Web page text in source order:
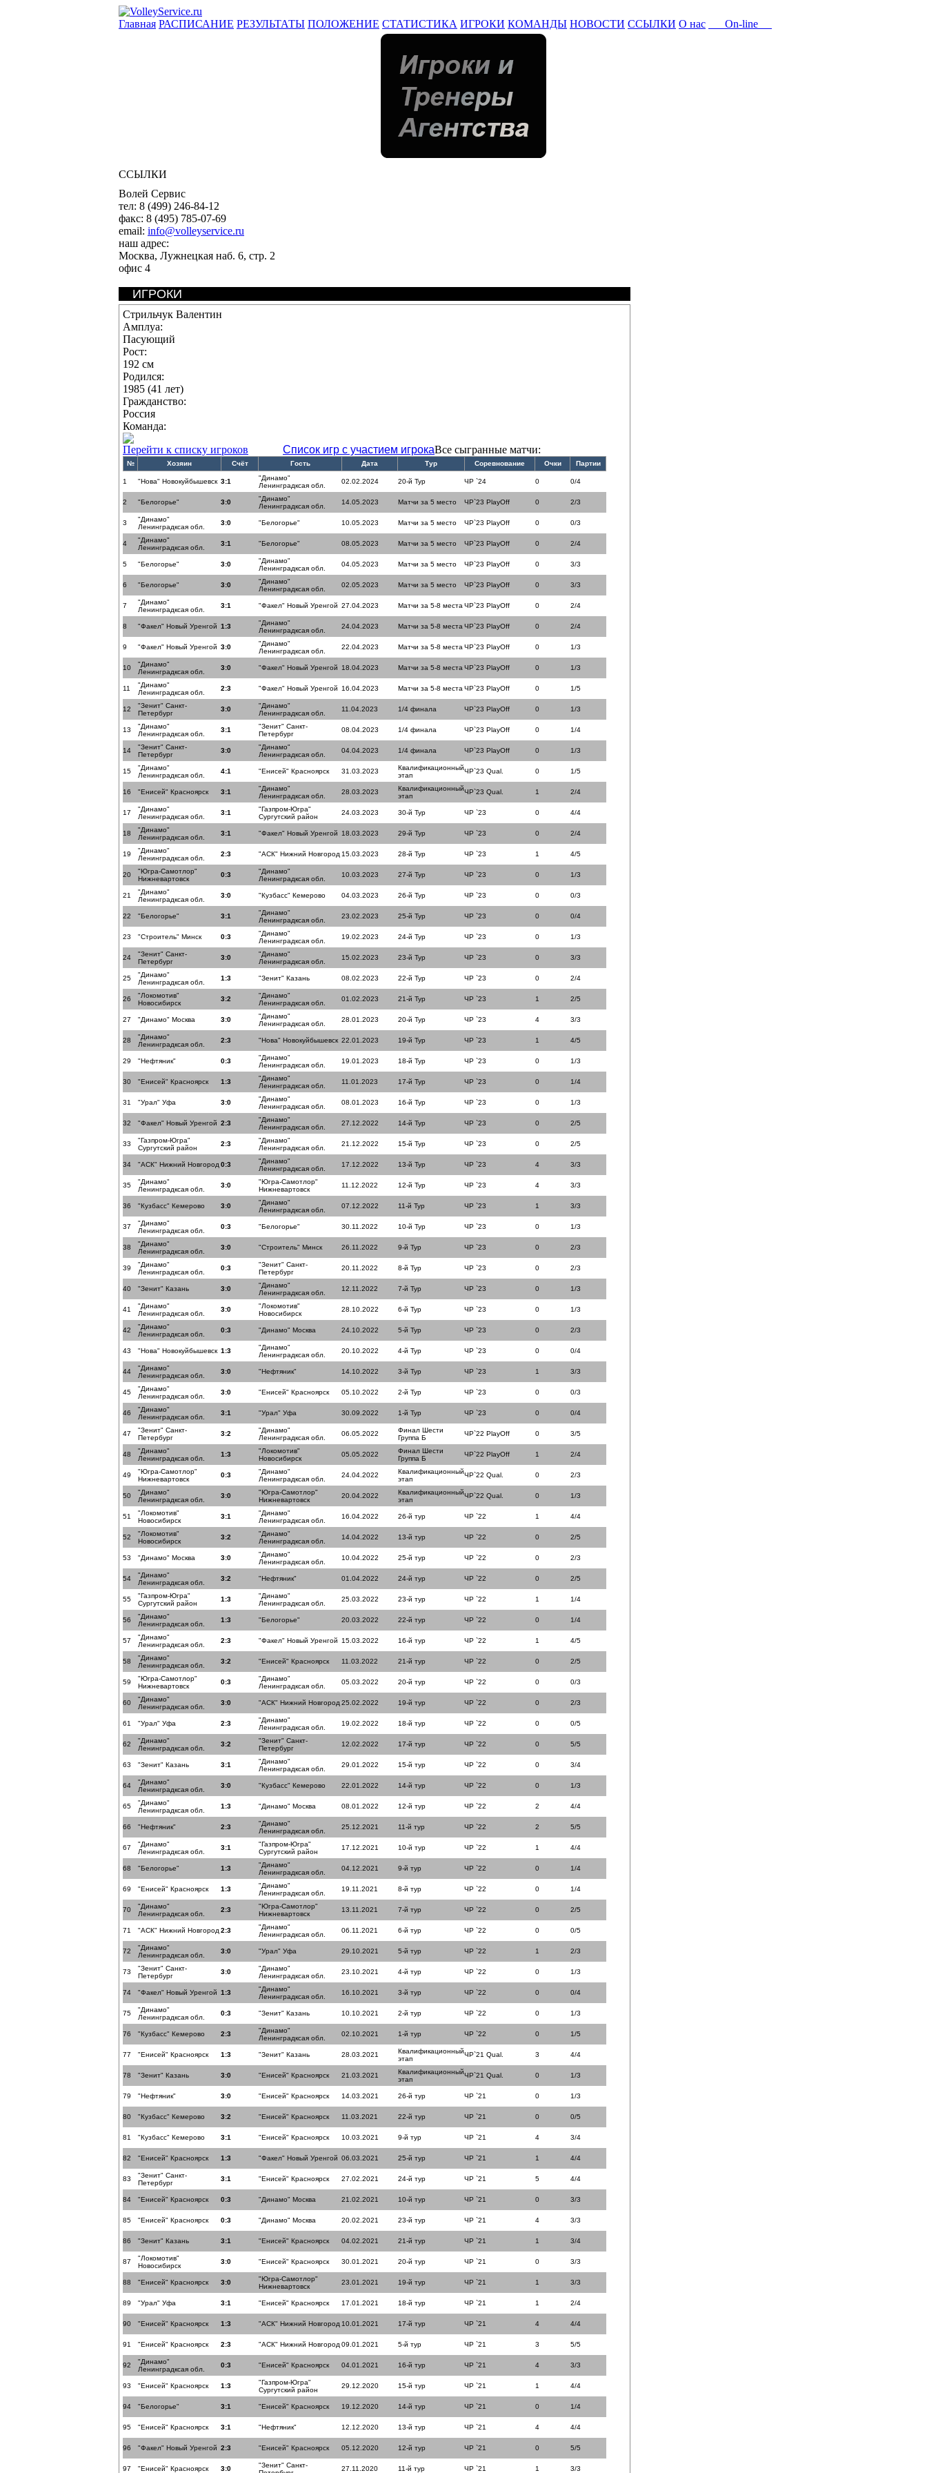
Главная РАСПИСАНИЕ РЕЗУЛЬТАТЫ ПОЛОЖЕНИЕ СТАТИСТИКА ИГРОКИ КОМАНДЫ НОВОСТИ ССЫЛКИ О нас On-line
ССЫЛКИ
Волей Сервис
тел: 8 (499) 246-84-12
факс: 8 (495) 785-07-69
email: info@volleyservice.ru
наш адрес:
Москва, Лужнецкая наб. 6, стр. 2
офис 4
ИГРОКИ
Стрильчук Валентин
Амплуа:
Пасующий
Рост:
192 см
Родился:
1985 (41 лет)
Гражданство:
Россия
Команда:
Перейти к списку игроков
Список игр с участием игрокаВсе сыгранные матчи:
№ Хозяин Счёт Гость Дата Тур Соревнование Очки Партии
1 "Нова" Новокуйбышевск 3:1
"Динамо"
Ленинградксая обл.
02.02.2024 20-й Тур ЧР `24 0 0/4
2 "Белогорье" 3:0
"Динамо"
Ленинградксая обл.
14.05.2023 Матчи за 5 место ЧР`23 PlayOff 0 2/3
3
"Динамо"
Ленинградксая обл.
3:0 "Белогорье" 10.05.2023 Матчи за 5 место ЧР`23 PlayOff 0 0/3
4
"Динамо"
Ленинградксая обл.
3:1 "Белогорье" 08.05.2023 Матчи за 5 место ЧР`23 PlayOff 0 2/4
5 "Белогорье" 3:0
"Динамо"
Ленинградксая обл.
04.05.2023 Матчи за 5 место ЧР`23 PlayOff 0 3/3
6 "Белогорье" 3:0
"Динамо"
Ленинградксая обл.
02.05.2023 Матчи за 5 место ЧР`23 PlayOff 0 3/3
7
"Динамо"
Ленинградксая обл.
3:1 "Факел" Новый Уренгой 27.04.2023 Матчи за 5-8 места ЧР`23 PlayOff 0 2/4
8 "Факел" Новый Уренгой 1:3
"Динамо"
Ленинградксая обл.
24.04.2023 Матчи за 5-8 места ЧР`23 PlayOff 0 2/4
9 "Факел" Новый Уренгой 3:0
"Динамо"
Ленинградксая обл.
22.04.2023 Матчи за 5-8 места ЧР`23 PlayOff 0 1/3
10
"Динамо"
Ленинградксая обл.
3:0 "Факел" Новый Уренгой 18.04.2023 Матчи за 5-8 места ЧР`23 PlayOff 0 1/3
11
"Динамо"
Ленинградксая обл.
2:3 "Факел" Новый Уренгой 16.04.2023 Матчи за 5-8 места ЧР`23 PlayOff 0 1/5
12
"Зенит" Санкт-
Петербург
3:0
"Динамо"
Ленинградксая обл.
11.04.2023 1/4 финала ЧР`23 PlayOff 0 1/3
13
"Динамо"
Ленинградксая обл.
3:1
"Зенит" Санкт-
Петербург
08.04.2023 1/4 финала ЧР`23 PlayOff 0 1/4
14
"Зенит" Санкт-
Петербург
3:0
"Динамо"
Ленинградксая обл.
04.04.2023 1/4 финала ЧР`23 PlayOff 0 1/3
15
"Динамо"
Ленинградксая обл.
4:1 "Енисей" Красноярск 31.03.2023
Квалификационный
этап
ЧР`23 Qual. 0 1/5
16 "Енисей" Красноярск 3:1
"Динамо"
Ленинградксая обл.
28.03.2023
Квалификационный
этап
ЧР`23 Qual. 1 2/4
17
"Динамо"
Ленинградксая обл.
3:1
"Газпром-Югра"
Сургутский район
24.03.2023 30-й Тур ЧР `23 0 4/4
18
"Динамо"
Ленинградксая обл.
3:1 "Факел" Новый Уренгой 18.03.2023 29-й Тур ЧР `23 0 2/4
19
"Динамо"
Ленинградксая обл.
2:3 "АСК" Нижний Новгород 15.03.2023 28-й Тур ЧР `23 1 4/5
20
"Югра-Самотлор"
Нижневартовск
0:3
"Динамо"
Ленинградксая обл.
10.03.2023 27-й Тур ЧР `23 0 1/3
21
"Динамо"
Ленинградксая обл.
3:0 "Кузбасс" Кемерово 04.03.2023 26-й Тур ЧР `23 0 0/3
22 "Белогорье" 3:1
"Динамо"
Ленинградксая обл.
23.02.2023 25-й Тур ЧР `23 0 0/4
23 "Строитель" Минск 0:3
"Динамо"
Ленинградксая обл.
19.02.2023 24-й Тур ЧР `23 0 1/3
24
"Зенит" Санкт-
Петербург
3:0
"Динамо"
Ленинградксая обл.
15.02.2023 23-й Тур ЧР `23 0 3/3
25
"Динамо"
Ленинградксая обл.
1:3 "Зенит" Казань 08.02.2023 22-й Тур ЧР `23 0 2/4
26
"Локомотив"
Новосибирск
3:2
"Динамо"
Ленинградксая обл.
01.02.2023 21-й Тур ЧР `23 1 2/5
27 "Динамо" Москва 3:0
"Динамо"
Ленинградксая обл.
28.01.2023 20-й Тур ЧР `23 4 3/3
28
"Динамо"
Ленинградксая обл.
2:3 "Нова" Новокуйбышевск 22.01.2023 19-й Тур ЧР `23 1 4/5
29 "Нефтяник" 0:3
"Динамо"
Ленинградксая обл.
19.01.2023 18-й Тур ЧР `23 0 1/3
30 "Енисей" Красноярск 1:3
"Динамо"
Ленинградксая обл.
11.01.2023 17-й Тур ЧР `23 0 1/4
31 "Урал" Уфа 3:0
"Динамо"
Ленинградксая обл.
08.01.2023 16-й Тур ЧР `23 0 1/3
32 "Факел" Новый Уренгой 2:3
"Динамо"
Ленинградксая обл.
27.12.2022 14-й Тур ЧР `23 0 2/5
33
"Газпром-Югра"
Сургутский район
2:3
"Динамо"
Ленинградксая обл.
21.12.2022 15-й Тур ЧР `23 0 2/5
34 "АСК" Нижний Новгород 0:3
"Динамо"
Ленинградксая обл.
17.12.2022 13-й Тур ЧР `23 4 3/3
35
"Динамо"
Ленинградксая обл.
3:0
"Югра-Самотлор"
Нижневартовск
11.12.2022 12-й Тур ЧР `23 4 3/3
36 "Кузбасс" Кемерово 3:0
"Динамо"
Ленинградксая обл.
07.12.2022 11-й Тур ЧР `23 1 3/3
37
"Динамо"
Ленинградксая обл.
0:3 "Белогорье" 30.11.2022 10-й Тур ЧР `23 0 1/3
38
"Динамо"
Ленинградксая обл.
3:0 "Строитель" Минск 26.11.2022 9-й Тур ЧР `23 0 2/3
39
"Динамо"
Ленинградксая обл.
0:3
"Зенит" Санкт-
Петербург
20.11.2022 8-й Тур ЧР `23 0 2/3
40 "Зенит" Казань 3:0
"Динамо"
Ленинградксая обл.
12.11.2022 7-й Тур ЧР `23 0 1/3
41
"Динамо"
Ленинградксая обл.
3:0
"Локомотив"
Новосибирск
28.10.2022 6-й Тур ЧР `23 0 1/3
42
"Динамо"
Ленинградксая обл.
0:3 "Динамо" Москва 24.10.2022 5-й Тур ЧР `23 0 2/3
43 "Нова" Новокуйбышевск 1:3
"Динамо"
Ленинградксая обл.
20.10.2022 4-й Тур ЧР `23 0 0/4
44
"Динамо"
Ленинградксая обл.
3:0 "Нефтяник" 14.10.2022 3-й Тур ЧР `23 1 3/3
45
"Динамо"
Ленинградксая обл.
3:0 "Енисей" Красноярск 05.10.2022 2-й Тур ЧР `23 0 0/3
46
"Динамо"
Ленинградксая обл.
3:1 "Урал" Уфа 30.09.2022 1-й Тур ЧР `23 0 0/4
47
"Зенит" Санкт-
Петербург
3:2
"Динамо"
Ленинградксая обл.
06.05.2022
Финал Шести
Группа Б
ЧР`22 PlayOff 0 3/5
48
"Динамо"
Ленинградксая обл.
1:3
"Локомотив"
Новосибирск
05.05.2022
Финал Шести
Группа Б
ЧР`22 PlayOff 1 2/4
49
"Югра-Самотлор"
Нижневартовск
0:3
"Динамо"
Ленинградксая обл.
24.04.2022
Квалификационный
этап
ЧР`22 Qual. 0 2/3
50
"Динамо"
Ленинградксая обл.
3:0
"Югра-Самотлор"
Нижневартовск
20.04.2022
Квалификационный
этап
ЧР`22 Qual. 0 1/3
51
"Локомотив"
Новосибирск
3:1
"Динамо"
Ленинградксая обл.
16.04.2022 26-й тур ЧР `22 1 4/4
52
"Локомотив"
Новосибирск
3:2
"Динамо"
Ленинградксая обл.
14.04.2022 13-й тур ЧР `22 0 2/5
53 "Динамо" Москва 3:0
"Динамо"
Ленинградксая обл.
10.04.2022 25-й тур ЧР `22 0 2/3
54
"Динамо"
Ленинградксая обл.
3:2 "Нефтяник" 01.04.2022 24-й тур ЧР `22 0 2/5
55
"Газпром-Югра"
Сургутский район
1:3
"Динамо"
Ленинградксая обл.
25.03.2022 23-й тур ЧР `22 1 1/4
56
"Динамо"
Ленинградксая обл.
1:3 "Белогорье" 20.03.2022 22-й тур ЧР `22 0 1/4
57
"Динамо"
Ленинградксая обл.
2:3 "Факел" Новый Уренгой 15.03.2022 16-й тур ЧР `22 1 4/5
58
"Динамо"
Ленинградксая обл.
3:2 "Енисей" Красноярск 11.03.2022 21-й тур ЧР `22 0 2/5
59
"Югра-Самотлор"
Нижневартовск
0:3
"Динамо"
Ленинградксая обл.
05.03.2022 20-й тур ЧР `22 0 0/3
60
"Динамо"
Ленинградксая обл.
3:0 "АСК" Нижний Новгород 25.02.2022 19-й тур ЧР `22 0 2/3
61 "Урал" Уфа 2:3
"Динамо"
Ленинградксая обл.
19.02.2022 18-й тур ЧР `22 0 0/5
62
"Динамо"
Ленинградксая обл.
3:2
"Зенит" Санкт-
Петербург
12.02.2022 17-й тур ЧР `22 0 5/5
63 "Зенит" Казань 3:1
"Динамо"
Ленинградксая обл.
29.01.2022 15-й тур ЧР `22 0 3/4
64
"Динамо"
Ленинградксая обл.
3:0 "Кузбасс" Кемерово 22.01.2022 14-й тур ЧР `22 0 1/3
65
"Динамо"
Ленинградксая обл.
1:3 "Динамо" Москва 08.01.2022 12-й тур ЧР `22 2 4/4
66 "Нефтяник" 2:3
"Динамо"
Ленинградксая обл.
25.12.2021 11-й тур ЧР `22 2 5/5
67
"Динамо"
Ленинградксая обл.
3:1
"Газпром-Югра"
Сургутский район
17.12.2021 10-й тур ЧР `22 1 4/4
68 "Белогорье" 1:3
"Динамо"
Ленинградксая обл.
04.12.2021 9-й тур ЧР `22 0 1/4
69 "Енисей" Красноярск 1:3
"Динамо"
Ленинградксая обл.
19.11.2021 8-й тур ЧР `22 0 1/4
70
"Динамо"
Ленинградксая обл.
2:3
"Югра-Самотлор"
Нижневартовск
13.11.2021 7-й тур ЧР `22 0 2/5
71 "АСК" Нижний Новгород 2:3
"Динамо"
Ленинградксая обл.
06.11.2021 6-й тур ЧР `22 0 0/5
72
"Динамо"
Ленинградксая обл.
3:0 "Урал" Уфа 29.10.2021 5-й тур ЧР `22 1 2/3
73
"Зенит" Санкт-
Петербург
3:0
"Динамо"
Ленинградксая обл.
23.10.2021 4-й тур ЧР `22 0 1/3
74 "Факел" Новый Уренгой 1:3
"Динамо"
Ленинградксая обл.
16.10.2021 3-й тур ЧР `22 0 0/4
75
"Динамо"
Ленинградксая обл.
0:3 "Зенит" Казань 10.10.2021 2-й тур ЧР `22 0 1/3
76 "Кузбасс" Кемерово 2:3
"Динамо"
Ленинградксая обл.
02.10.2021 1-й тур ЧР `22 0 1/5
77 "Енисей" Красноярск 1:3 "Зенит" Казань 28.03.2021
Квалификационный
этап
ЧР`21 Qual. 3 4/4
78 "Зенит" Казань 3:0 "Енисей" Красноярск 21.03.2021
Квалификационный
этап
ЧР`21 Qual. 0 1/3
79 "Нефтяник" 3:0 "Енисей" Красноярск 14.03.2021 26-й тур ЧР `21 0 1/3
80 "Кузбасс" Кемерово 3:2 "Енисей" Красноярск 11.03.2021 22-й тур ЧР `21 0 0/5
81 "Кузбасс" Кемерово 3:1 "Енисей" Красноярск 10.03.2021 9-й тур ЧР `21 4 3/4
82 "Енисей" Красноярск 1:3 "Факел" Новый Уренгой 06.03.2021 25-й тур ЧР `21 1 4/4
83
"Зенит" Санкт-
Петербург
3:1 "Енисей" Красноярск 27.02.2021 24-й тур ЧР `21 5 4/4
84 "Енисей" Красноярск 0:3 "Динамо" Москва 21.02.2021 10-й тур ЧР `21 0 3/3
85 "Енисей" Красноярск 0:3 "Динамо" Москва 20.02.2021 23-й тур ЧР `21 4 3/3
86 "Зенит" Казань 3:1 "Енисей" Красноярск 04.02.2021 21-й тур ЧР `21 1 3/4
87
"Локомотив"
Новосибирск
3:0 "Енисей" Красноярск 30.01.2021 20-й тур ЧР `21 0 3/3
88 "Енисей" Красноярск 3:0
"Югра-Самотлор"
Нижневартовск
23.01.2021 19-й тур ЧР `21 1 3/3
89 "Урал" Уфа 3:1 "Енисей" Красноярск 17.01.2021 18-й тур ЧР `21 1 2/4
90 "Енисей" Красноярск 1:3 "АСК" Нижний Новгород 10.01.2021 17-й тур ЧР `21 4 4/4
91 "Енисей" Красноярск 2:3 "АСК" Нижний Новгород 09.01.2021 5-й тур ЧР `21 3 5/5
92
"Динамо"
Ленинградксая обл.
0:3 "Енисей" Красноярск 04.01.2021 16-й тур ЧР `21 4 3/3
93 "Енисей" Красноярск 1:3
"Газпром-Югра"
Сургутский район
29.12.2020 15-й тур ЧР `21 1 4/4
94 "Белогорье" 3:1 "Енисей" Красноярск 19.12.2020 14-й тур ЧР `21 0 1/4
95 "Енисей" Красноярск 3:1 "Нефтяник" 12.12.2020 13-й тур ЧР `21 4 4/4
96 "Факел" Новый Уренгой 2:3 "Енисей" Красноярск 05.12.2020 12-й тур ЧР `21 0 5/5
97 "Енисей" Красноярск 3:0
"Зенит" Санкт-
27.11.2020 11-й тур ЧР `21 1 3/3